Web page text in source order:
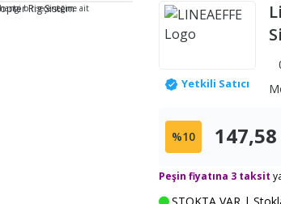
bir seçeneğine ait
Yetkili Satıcı
%10
Peşin fiyatına 3 taksit